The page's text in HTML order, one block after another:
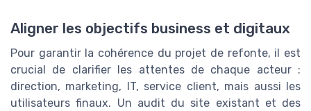
Aligner les objectifs business et digitaux
Pour garantir la cohérence du projet de refonte, il est
crucial de clarifier les attentes de chaque acteur :
direction, marketing, IT, service client, mais aussi les
utilisateurs finaux. Un audit du site existant et des